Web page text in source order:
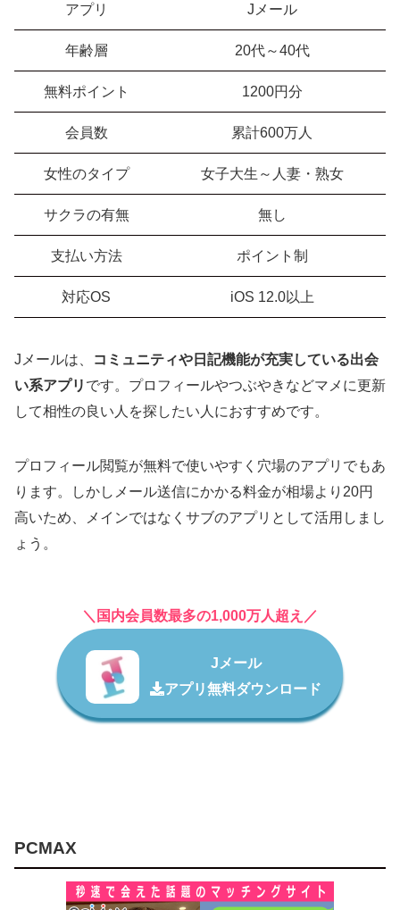
アプリ Jメール
年齢層 20代～40代
無料ポイント 1200円分
会員数 累計600万人
女性のタイプ 女子大生～人妻・熟女
サクラの有無 無し
支払い方法 ポイント制
対応OS iOS 12.0以上
Jメールは、
コミュニティや日記機能が充実している出会
い系アプリ です。プロフィールやつぶやきなどマメに更新
して相性の良い人を探したい人におすすめです。
プロフィール閲覧が無料で使いやすく穴場のアプリでもあ
ります。しかしメール送信にかかる料金が相場より20円
高いため、メインではなくサブのアプリとして活用しまし
ょう。
＼国内会員数最多の1,000万人超え／
Jメール
アプリ無料ダウンロード
PCMAX